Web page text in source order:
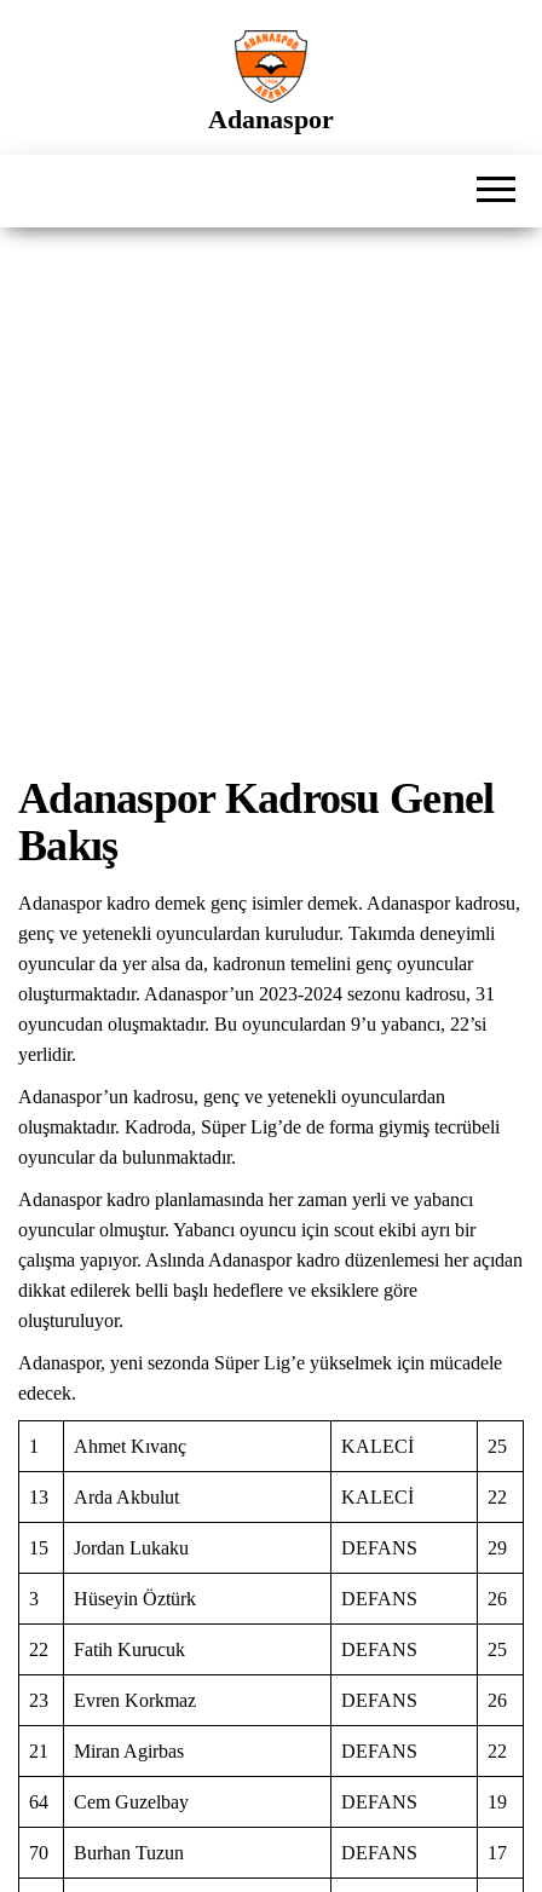
Adanaspor
Adanaspor Kadrosu Genel
Bakış
Adanaspor kadro demek genç isimler demek. Adanaspor kadrosu,
genç ve yetenekli oyunculardan kuruludur. Takımda deneyimli
oyuncular da yer alsa da, kadronun temelini genç oyuncular
oluşturmaktadır. Adanaspor’un 2023-2024 sezonu kadrosu, 31
oyuncudan oluşmaktadır. Bu oyunculardan 9’u yabancı, 22’si
yerlidir.
Adanaspor’un kadrosu, genç ve yetenekli oyunculardan
oluşmaktadır. Kadroda, Süper Lig’de de forma giymiş tecrübeli
oyuncular da bulunmaktadır.
Adanaspor kadro planlamasında her zaman yerli ve yabancı
oyuncular olmuştur. Yabancı oyuncu için scout ekibi ayrı bir
çalışma yapıyor. Aslında Adanaspor kadro düzenlemesi her açıdan
dikkat edilerek belli başlı hedeflere ve eksiklere göre
oluşturuluyor.
Adanaspor, yeni sezonda Süper Lig’e yükselmek için mücadele
edecek.
1 Ahmet Kıvanç KALECİ 25
13 Arda Akbulut KALECİ 22
15 Jordan Lukaku DEFANS 29
3 Hüseyin Öztürk DEFANS 26
22 Fatih Kurucuk DEFANS 25
23 Evren Korkmaz DEFANS 26
21 Miran Agirbas DEFANS 22
64 Cem Guzelbay DEFANS 19
70 Burhan Tuzun DEFANS 17